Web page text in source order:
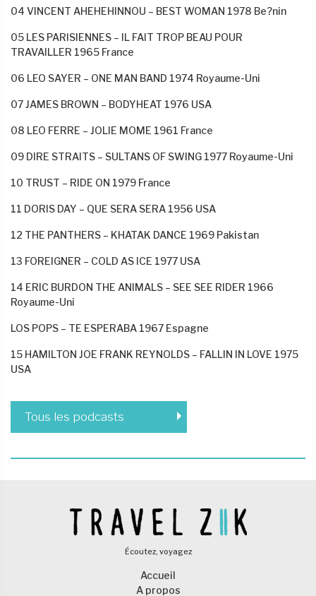
04 VINCENT AHEHEHINNOU – BEST WOMAN 1978 Be?nin
05 LES PARISIENNES – IL FAIT TROP BEAU POUR
TRAVAILLER 1965 France
06 LEO SAYER – ONE MAN BAND 1974 Royaume-Uni
07 JAMES BROWN – BODYHEAT 1976 USA
08 LEO FERRE – JOLIE MOME 1961 France
09 DIRE STRAITS – SULTANS OF SWING 1977 Royaume-Uni
10 TRUST – RIDE ON 1979 France
11 DORIS DAY – QUE SERA SERA 1956 USA
12 THE PANTHERS – KHATAK DANCE 1969 Pakistan
13 FOREIGNER – COLD AS ICE 1977 USA
14 ERIC BURDON THE ANIMALS – SEE SEE RIDER 1966
Royaume-Uni
LOS POPS – TE ESPERABA 1967 Espagne
15 HAMILTON JOE FRANK REYNOLDS – FALLIN IN LOVE 1975
USA
Tous les podcasts
Écoutez, voyagez
Accueil
A propos